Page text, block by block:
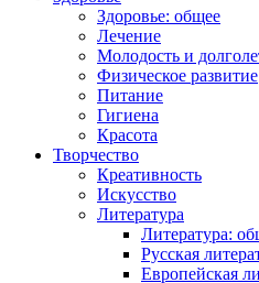
Здоровье: общее
Лечение
Молодость и
Физическое развитие
Питание
Гигиена
Красота
Творчество
Креативность
Искусство
Литература
Литература:
Русская
Европейская